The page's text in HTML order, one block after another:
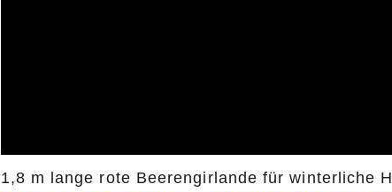
1,8 m lange rote Beerengirlande für winterliche